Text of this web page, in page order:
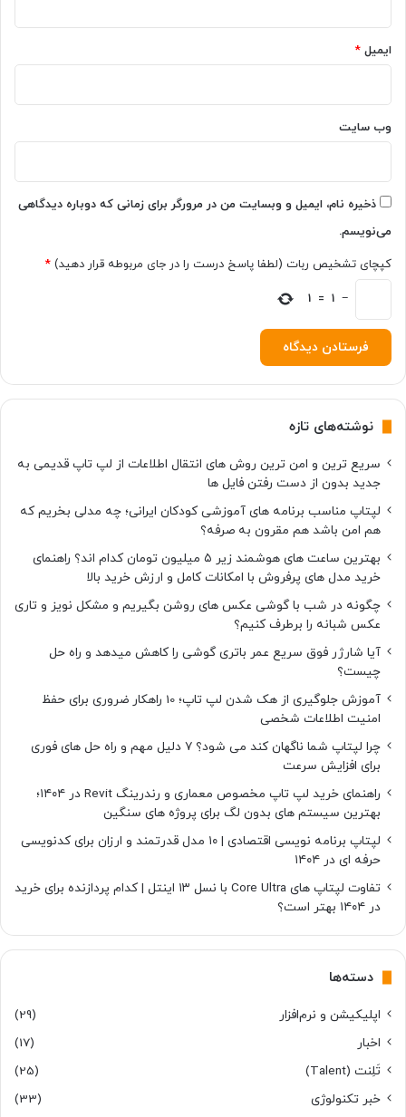
ه
ا
و
ل
ی
ق
ه
ا
ایمیل *
وب‌ سایت
ذخیره نام، ایمیل و وبسایت من در مرورگر برای زمانی که دوباره دیدگاهی
می‌نویسم.
کپچای تشخیص ربات (لطفا پاسخ درست را در جای مربوطه قرار دهید) *
−
1
=
1
نوشته‌های تازه
سریع ترین و امن ترین روش های انتقال اطلاعات از لپ تاپ قدیمی به
جدید بدون از دست رفتن فایل ها
لپتاپ مناسب برنامه های آموزشی کودکان ایرانی؛ چه مدلی بخریم که
هم امن باشد هم مقرون به صرفه؟
بهترین ساعت های هوشمند زیر ۵ میلیون تومان کدام اند؟ راهنمای
خرید مدل های پرفروش با امکانات کامل و ارزش خرید بالا
چگونه در شب با گوشی عکس های روشن بگیریم و مشکل نویز و تاری
عکس شبانه را برطرف کنیم؟
آیا شارژر فوق سریع عمر باتری گوشی را کاهش میدهد و راه حل
چیست؟
آموزش جلوگیری از هک شدن لپ تاپ؛ 10 راهکار ضروری برای حفظ
امنیت اطلاعات شخصی
چرا لپتاپ شما ناگهان کند می شود؟ ۷ دلیل مهم و راه حل های فوری
برای افزایش سرعت
راهنمای خرید لپ تاپ مخصوص معماری و رندرینگ Revit در ۱۴۰۴؛
بهترین سیستم های بدون لگ برای پروژه های سنگین
لپتاپ برنامه نویسی اقتصادی | ۱۰ مدل قدرتمند و ارزان برای کدنویسی
حرفه ای در ۱۴۰۴
تفاوت لپتاپ های Core Ultra با نسل ۱۳ اینتل | کدام پردازنده برای خرید
در ۱۴۰۴ بهتر است؟
دسته‌ها
اپلیکیشن و نرم‌افزار
(29)
اخبار
(17)
تَلِنت (Talent)
(25)
خبر تکنولوژی
(33)